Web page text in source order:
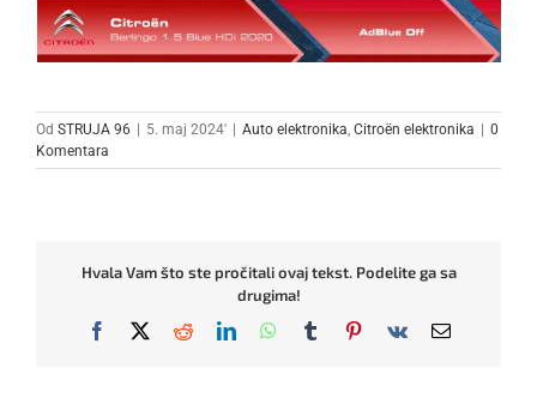
Od STRUJA 96 | 5. maj 2024' | Auto elektronika Citroën elektronika | 0
Komentara
Hvala Vam što ste pročitali ovaj tekst. Podelite ga sa
drugima!
Facebook
X RedditLinkedInWhatsApp
TumblrPinterest
Vk Email